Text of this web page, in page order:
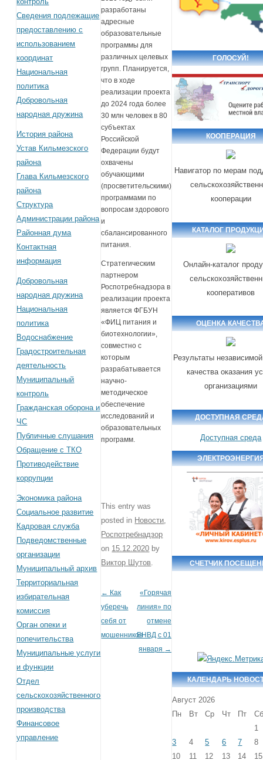
Сведения подлежащие
предоставлению с
использованием
координат
Национальная
политика
Добровольная
народная дружина
История района
Устав Кильмезского
района
Глава Кильмезского
района
Структура
Администрации района
Районная дума
Контактная
информация
Добровольная
народная дружина
Национальная
политика
Водоснабжение
Градостроительная
деятельность
Муниципальный
контроль
Гражданская оборона и
ЧС
Публичные слушания
Обращение с ТКО
Противодействие
коррупции
Экономика района
Социальное развитие
Кадровая служба
Подведомственные
организации
Муниципальный архив
Территориальная
избирательная
комиссия
Орган опеки и
попечительства
Муниципальные услуги
и функции
Отдел
сельскохозяйственного
производства
Финансовое
управление
разработаны
адресные
образовательные
программы для
различных целевых
групп. Планируется,
что в ходе
реализации проекта
до 2024 года более
30 млн человек в 80
субъектах
Российской
Федерации будут
охвачены
обучающими
(просветительскими)
программами по
вопросам здорового
и
сбалансированного
питания.
Стратегическим
партнером
Роспотребнадзора в
реализации проекта
является ФГБУН
«ФИЦ питания и
биотехнологии»,
совместно с
которым
разрабатывается
научно-
методическое
обеспечение
исследований и
образовательных
программ.
This entry was
posted in Новости
Роспотребнадзор
on 15.12.2020 by
Виктор Шутов
Post navigation
← Как
уберечь
себя от
мошенников
«Горячая
линия» по
отмене
ЕНВД с 01
января →
ГОЛОСУЙ!
КООПЕРАЦИЯ
Навигатор по мерам
кооперации
КАТАЛОГ
Онлайн-каталог
кооперативов
ОЦЕНКА
Результаты
качества оказания
организациями
ДОСТУПНАЯ
Доступная среда
СЧЕТЧИК
КАЛЕНДАРЬ
Август 2026
Пн
Вт Ср Чт Пт
1
3
4 5 6 7
8
10
11 12 13 14
15